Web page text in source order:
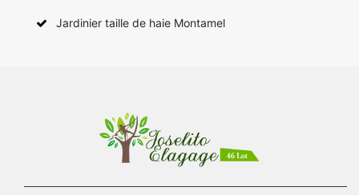
Jardinier taille de haie Montamel